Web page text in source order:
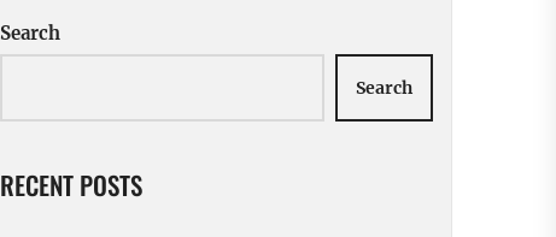
Search
Search
RECENT POSTS